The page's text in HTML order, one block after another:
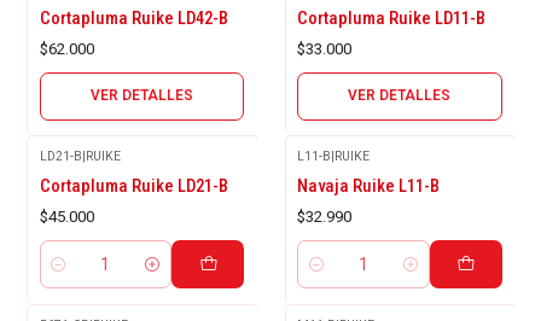
Cortapluma Ruike LD42-B
$62.000
VER DETALLES
Cortapluma Ruike LD11-B
$33.000
VER DETALLES
LD21-B RUIKE
Cortapluma Ruike LD21-B
$45.000
Cantidad
L11-B RUIKE
Navaja Ruike L11-B
$32.990
Cantidad